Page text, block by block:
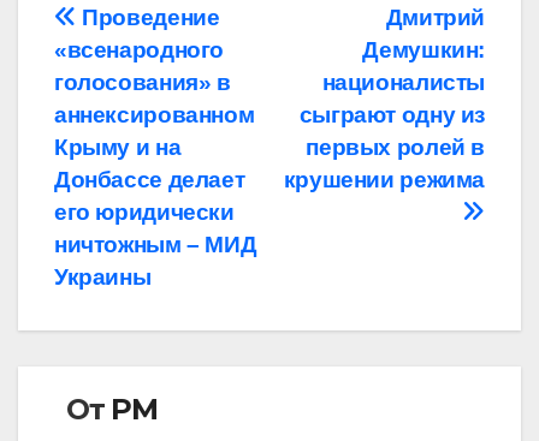
Навигация
по
записям
Дмитрий
Демушкин:
националисты
сыграют одну из
первых ролей в
крушении режима
Проведение
«всенародного
голосования» в
аннексированном
Крыму и на
Донбассе делает
его юридически
ничтожным – МИД
Украины
От РМ